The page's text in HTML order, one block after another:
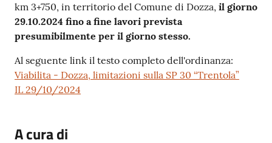
km 3+750, in territorio del Comune di Dozza, il giorno
29.10.2024 fino a fine lavori prevista
presumibilmente per il giorno stesso.
Al seguente link il testo completo dell'ordinanza:
Viabilita - Dozza, limitazioni sulla SP 30 “Trentola”
IL 29/10/2024
A cura di